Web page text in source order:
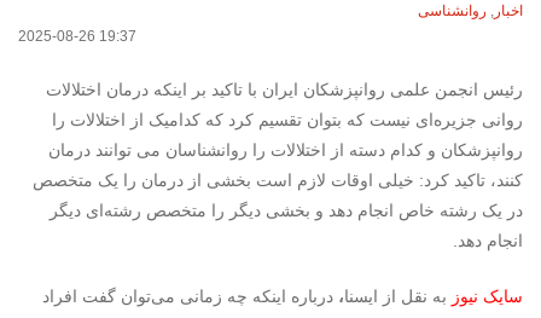
اخبار , روانشناسی
2025-08-26 19:37
رئیس انجمن علمی روانپزشکان ایران با تاکید بر اینکه درمان اختلالات
روانی جزیره‌ای نیست که بتوان تقسیم کرد که کدامیک از اختلالات را
روانپزشکان و کدام دسته از اختلالات را روانشناسان می توانند درمان
کنند، تاکید کرد: خیلی اوقات لازم است بخشی از درمان را یک متخصص
در یک رشته خاص انجام دهد و بخشی دیگر را متخصص رشته‌ای دیگر
انجام دهد.
سایک نیوز به نقل از ایسنا، درباره اینکه چه زمانی می‌توان گفت افراد